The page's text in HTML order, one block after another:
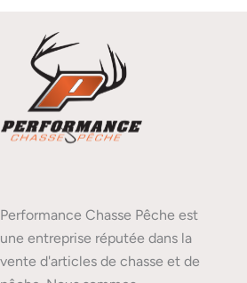
Performance Chasse Pêche est
une entreprise réputée dans la
vente d'articles de chasse et de